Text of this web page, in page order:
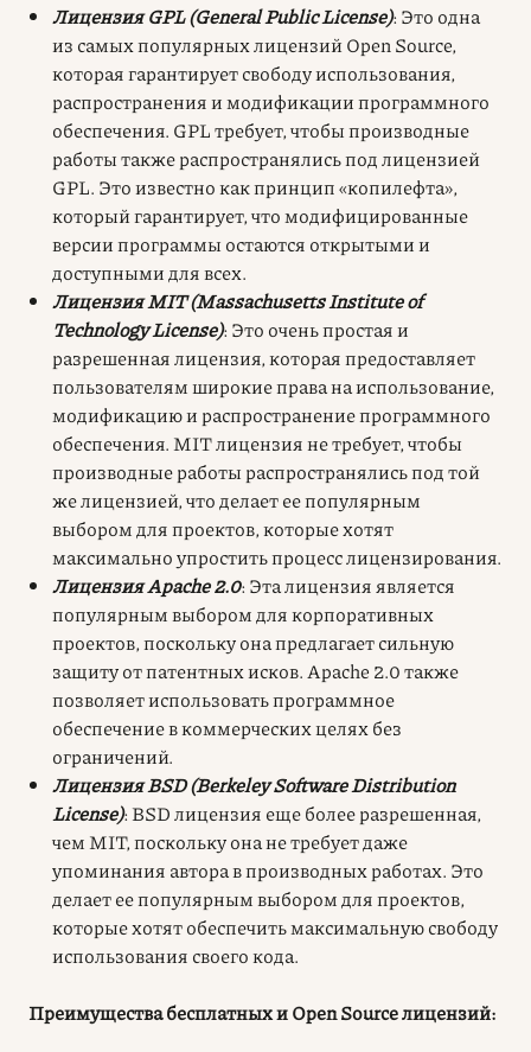
Лицензия GPL (General Public License): Это одна
из самых популярных лицензий Open Source,
которая гарантирует свободу использования,
распространения и модификации программного
обеспечения. GPL требует, чтобы производные
работы также распространялись под лицензией
GPL. Это известно как принцип «копилефта»,
который гарантирует, что модифицированные
версии программы остаются открытыми и
доступными для всех.
Лицензия MIT (Massachusetts Institute of
Technology License): Это очень простая и
разрешенная лицензия, которая предоставляет
пользователям широкие права на использование,
модификацию и распространение программного
обеспечения. MIT лицензия не требует, чтобы
производные работы распространялись под той
же лицензией, что делает ее популярным
выбором для проектов, которые хотят
максимально упростить процесс лицензирования.
Лицензия Apache 2.0: Эта лицензия является
популярным выбором для корпоративных
проектов, поскольку она предлагает сильную
защиту от патентных исков. Apache 2.0 также
позволяет использовать программное
обеспечение в коммерческих целях без
ограничений.
Лицензия BSD (Berkeley Software Distribution
License): BSD лицензия еще более разрешенная,
чем MIT, поскольку она не требует даже
упоминания автора в производных работах. Это
делает ее популярным выбором для проектов,
которые хотят обеспечить максимальную свободу
использования своего кода.
Преимущества бесплатных и Open Source лицензий: